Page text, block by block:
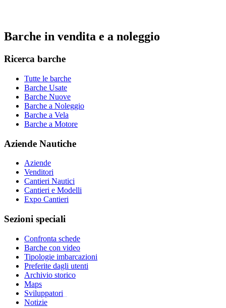
Barche in vendita e a noleggio
Ricerca barche
Tutte le barche
Barche Usate
Barche Nuove
Barche a Noleggio
Barche a Vela
Barche a Motore
Aziende Nautiche
Aziende
Venditori
Cantieri Nautici
Cantieri e Modelli
Expo Cantieri
Sezioni speciali
Confronta schede
Barche con video
Tipologie imbarcazioni
Preferite dagli utenti
Archivio storico
Maps
Sviluppatori
Notizie